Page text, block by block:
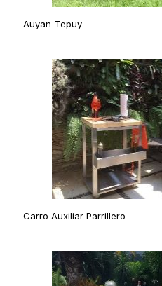
Auyan-Tepuy
Carro Auxiliar Parrillero